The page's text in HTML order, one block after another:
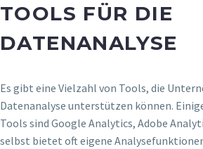
TOOLS FÜR DIE
DATENANALYSE
Es gibt eine Vielzahl von Tools, die
Datenanalyse unterstützen können.
Tools sind Google Analytics, Adobe
selbst bietet oft eigene